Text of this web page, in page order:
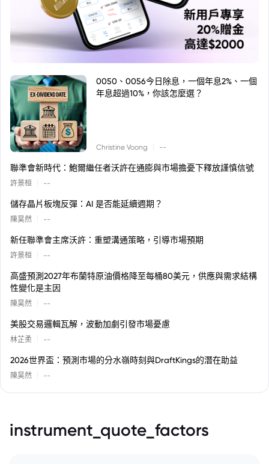
0050、0056今日除息，一個年息2%、一個
年息超過10%，你該怎麼選？
Christine Voong --
聯準會新時代：鮑爾繼任者沃許在通膨與市場擔憂下釋放謹慎信號
許景桓 --
儲存晶片板塊反彈：AI 是否能延續週期？
陳昊然 --
新任聯準會主席沃許：重塑溝通策略，引導市場預期
許景桓 --
高盛預測2027年布蘭特原油價格降至每桶80美元，供應與需求結構
性變化是主因
陳昊然 --
美股交易邏輯瓦解，波動加劇引發市場憂慮
林芷柔 --
2026世界盃：預測市場的分水嶺時刻與DraftKings的潛在助益
陳昊然 --
instrument_quote_factors